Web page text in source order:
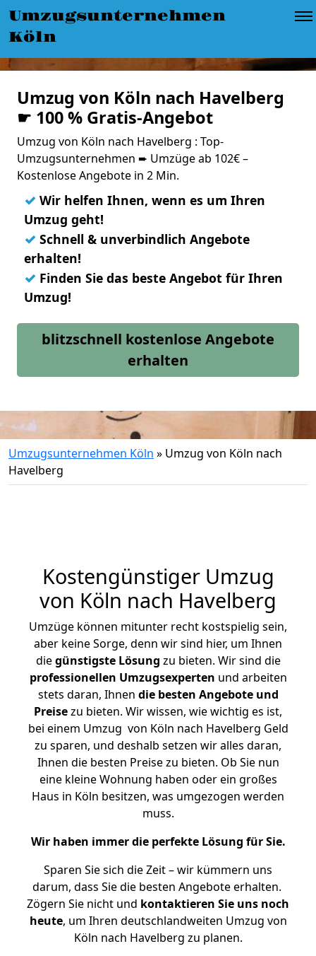
Umzugsunternehmen
Köln
Umzug von Köln nach Havelberg
☛ 100 % Gratis-Angebot
Umzug von Köln nach Havelberg : Top-
Umzugsunternehmen ➨ Umzüge ab 102€ –
Kostenlose Angebote in 2 Min.
✓ Wir helfen Ihnen, wenn es um Ihren
Umzug geht!
✓ Schnell & unverbindlich Angebote
erhalten!
✓ Finden Sie das beste Angebot für Ihren
Umzug!
blitzschnell kostenlose Angebote
erhalten
Umzugsunternehmen Köln » Umzug von Köln nach
Havelberg
Kostengünstiger Umzug
von Köln nach Havelberg
Umzüge können mitunter recht kostspielig sein,
aber keine Sorge, denn wir sind hier, um Ihnen
diegünstigste Lösung zu bieten. Wir sind die
professionellen Umzugsexperten und arbeiten
stets daran, Ihnen die besten Angebote und
Preisezu bieten. Wir wissen, wie wichtig es ist,
bei einem Umzug von Köln nach Havelberg Geld
zu sparen, und deshalb setzen wir alles daran,
Ihnen die besten Preise zu bieten. Ob Sie nun
eine kleine Wohnung haben oder ein großes
Haus in Köln besitzen, was umgezogen werden
muss.
Wir haben immer die perfekte Lösung für Sie.
Sparen Sie sich die Zeit – wir kümmern uns
darum, dass Sie die besten Angebote erhalten.
Zögern Sie nicht und kontaktieren Sie uns noch
heute, um Ihren deutschlandweiten Umzug von
Köln nach Havelberg zu planen.